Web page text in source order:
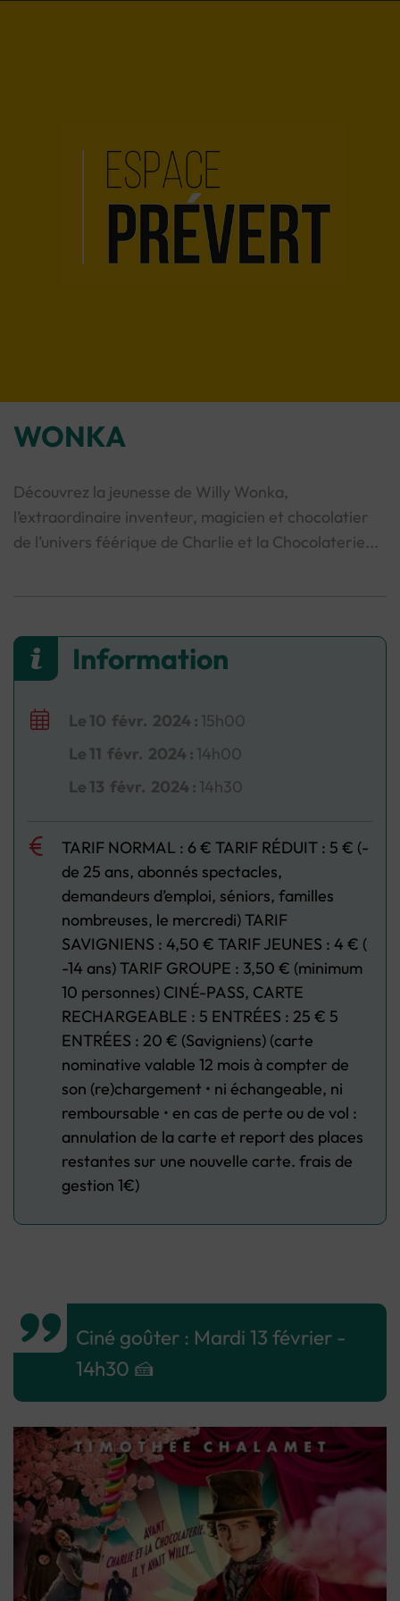
WONKA
Découvrez la jeunesse de Willy Wonka,
l’extraordinaire inventeur, magicien et chocolatier
de l’univers féérique de Charlie et la Chocolaterie...
Le 10 févr. 2024 : 15h00
Le 11 févr. 2024 : 14h00
Le 13 févr. 2024 : 14h30
TARIF NORMAL : 6 € TARIF RÉDUIT : 5 € (-
de 25 ans, abonnés spectacles,
demandeurs d’emploi, séniors, familles
nombreuses, le mercredi) TARIF
SAVIGNIENS : 4,50 € TARIF JEUNES : 4 € (
-14 ans) TARIF GROUPE : 3,50 € (minimum
10 personnes) CINÉ-PASS, CARTE
RECHARGEABLE : 5 ENTRÉES : 25 € 5
ENTRÉES : 20 € (Savigniens) (carte
nominative valable 12 mois à compter de
son (re)chargement • ni échangeable, ni
remboursable • en cas de perte ou de vol :
annulation de la carte et report des places
restantes sur une nouvelle carte. frais de
gestion 1€)
Ciné goûter : Mardi 13 février -
14h30 🍰